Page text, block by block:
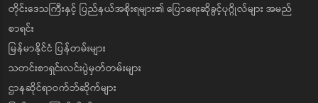
တိုင်းဒေသကြီးနှင့် ပြည်နယ်အစိုးရများ၏ ပြောရေးဆိုခွင့်ပုဂ္ဂိုလ်များ အမည်
စာရင်း
မြန်မာနိုင်ငံ ပြန်တမ်းများ
သတင်းစာရှင်းလင်းပွဲမှတ်တမ်းများ
ဌာနဆိုင်ရာဝက်ဘ်ဆိုက်များ